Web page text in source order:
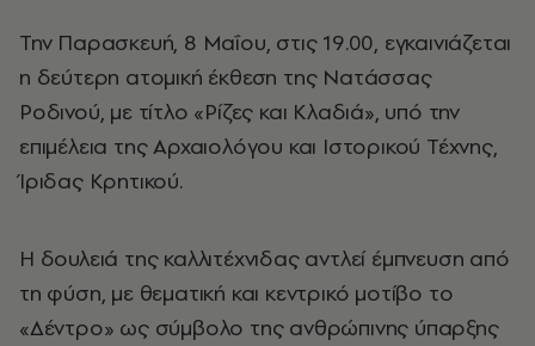
Την Παρασκευή, 8 Μαΐου, στις 19.00, εγκαινιάζεται
η δεύτερη ατομική έκθεση της Νατάσσας
Ροδινού, με τίτλο «Ρίζες και Κλαδιά», υπό την
επιμέλεια της Αρχαιολόγου και Ιστορικού Τέχνης,
Ίριδας Κρητικού.
Η δουλειά της καλλιτέχνιδας αντλεί έμπνευση από
τη φύση, με θεματική και κεντρικό μοτίβο το
«Δέντρο» ως σύμβολο της ανθρώπινης ύπαρξης